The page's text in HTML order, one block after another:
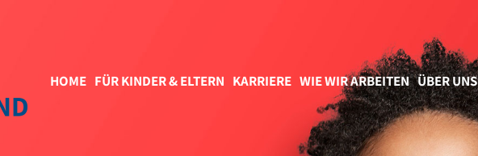
HOME FÜR KINDER & ELTERN KARRIERE WIE WIR ARBEITEN ÜBER UNS